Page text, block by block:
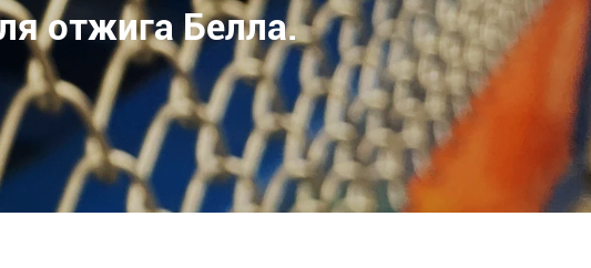
отжига Белла.